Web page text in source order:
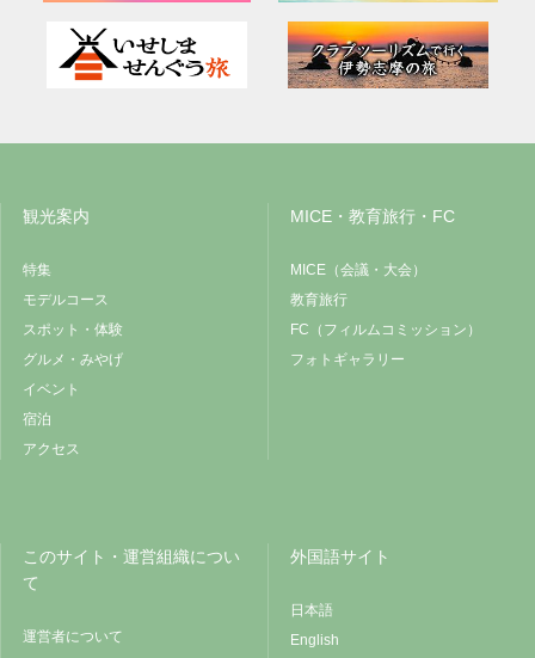
観光案内
特集
モデルコース
スポット・体験
グルメ・みやげ
イベント
宿泊
アクセス
MICE・教育旅行・FC
MICE（会議・大会）
教育旅行
FC（フィルムコミッション）
フォトギャラリー
このサイト・運営組織につい
て
運営者について
外国語サイト
日本語
English